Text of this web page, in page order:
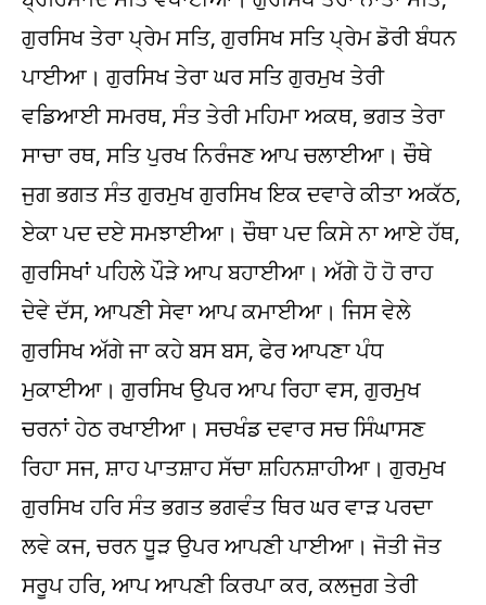
ਗੁਰਸਿਖ ਤੇਰਾ ਪ੍ਰੇਮ ਸਤਿ, ਗੁਰਸਿਖ ਸਤਿ ਪ੍ਰੇਮ ਡੋਰੀ ਬੰਧਨ
ਪਾਈਆ। ਗੁਰਸਿਖ ਤੇਰਾ ਘਰ ਸਤਿ ਗੁਰਮੁਖ ਤੇਰੀ
ਵਡਿਆਈ ਸਮਰਥ, ਸੰਤ ਤੇਰੀ ਮਹਿਮਾ ਅਕਥ, ਭਗਤ ਤੇਰਾ
ਸਾਚਾ ਰਥ, ਸਤਿ ਪੁਰਖ ਨਿਰੰਜਣ ਆਪ ਚਲਾਈਆ। ਚੌਥੇ
ਜੁਗ ਭਗਤ ਸੰਤ ਗੁਰਮੁਖ ਗੁਰਸਿਖ ਇਕ ਦਵਾਰੇ ਕੀਤਾ ਅਕੱਠ,
ਏਕਾ ਪਦ ਦਏ ਸਮਝਾਈਆ। ਚੌਥਾ ਪਦ ਕਿਸੇ ਨਾ ਆਏ ਹੱਥ,
ਗੁਰਸਿਖਾਂ ਪਹਿਲੇ ਪੌੜੇ ਆਪ ਬਹਾਈਆ। ਅੱਗੇ ਹੋ ਹੋ ਰਾਹ
ਦੇਵੇ ਦੱਸ, ਆਪਣੀ ਸੇਵਾ ਆਪ ਕਮਾਈਆ। ਜਿਸ ਵੇਲੇ
ਗੁਰਸਿਖ ਅੱਗੇ ਜਾ ਕਹੇ ਬਸ ਬਸ, ਫੇਰ ਆਪਣਾ ਪੰਧ
ਮੁਕਾਈਆ। ਗੁਰਸਿਖ ਉਪਰ ਆਪ ਰਿਹਾ ਵਸ, ਗੁਰਮੁਖ
ਚਰਨਾਂ ਹੇਠ ਰਖਾਈਆ। ਸਚਖੰਡ ਦਵਾਰ ਸਚ ਸਿੰਘਾਸਣ
ਰਿਹਾ ਸਜ, ਸ਼ਾਹ ਪਾਤਸ਼ਾਹ ਸੱਚਾ ਸ਼ਹਿਨਸ਼ਾਹੀਆ। ਗੁਰਮੁਖ
ਗੁਰਸਿਖ ਹਰਿ ਸੰਤ ਭਗਤ ਭਗਵੰਤ ਥਿਰ ਘਰ ਵਾੜ ਪਰਦਾ
ਲਵੇ ਕਜ, ਚਰਨ ਧੂੜ ਉਪਰ ਆਪਣੀ ਪਾਈਆ। ਜੋਤੀ ਜੋਤ
ਸਰੂਪ ਹਰਿ, ਆਪ ਆਪਣੀ ਕਿਰਪਾ ਕਰ, ਕਲਜੁਗ ਤੇਰੀ